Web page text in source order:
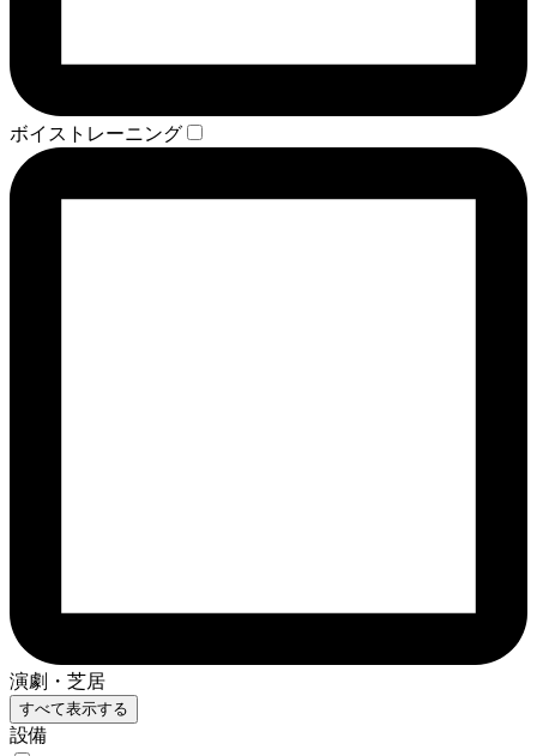
ボイストレーニング
演劇・芝居
すべて表示する
設備